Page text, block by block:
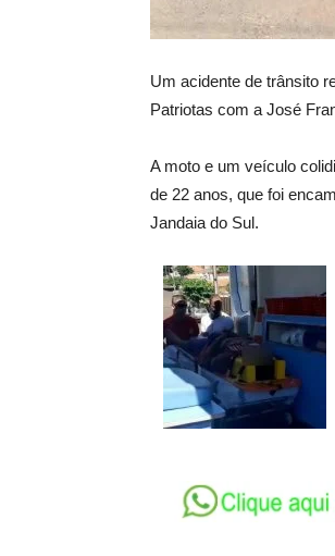
Um acidente de trânsito
Patriotas com a José
A moto e um veículo
de 22 anos, que foi
Jandaia do Sul.